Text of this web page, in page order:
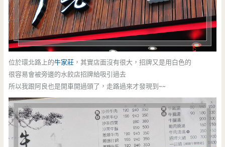
位於環北路上的牛家莊 ，其實店面沒有很大，招牌又是用白色的
很容易會被旁邊的水餃店招牌給吸引過去
所以我跟阿良也是開車開過頭了，走路過來才發現到~~